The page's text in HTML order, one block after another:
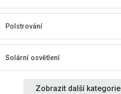
Polstrování
Solární osvětlení
Zobrazit další kategorie